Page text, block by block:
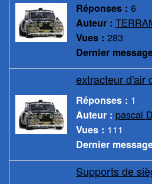
Réponses : 6
Auteur :
Vues : 283
Dernier
extracteur d'air
Réponses : 1
Auteur : pascal
Vues : 111
Dernier
Supports de